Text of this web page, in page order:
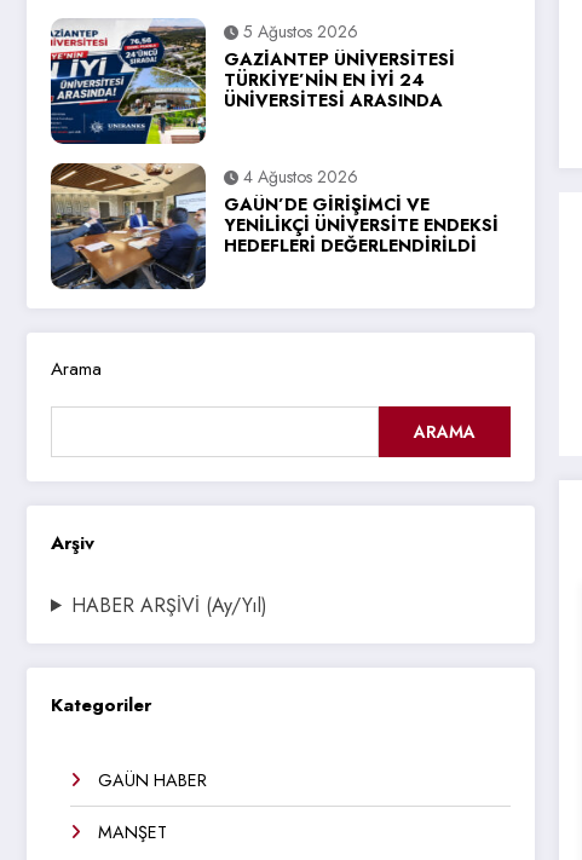
5 Ağustos 2026
GAZİANTEP ÜNİVERSİTESİ
TÜRKİYE’NİN EN İYİ 24
ÜNİVERSİTESİ ARASINDA
4 Ağustos 2026
GAÜN’DE GİRİŞİMCİ VE
YENİLİKÇİ ÜNİVERSİTE ENDEKSİ
HEDEFLERİ DEĞERLENDİRİLDİ
Arama
ARAMA
Arşiv
HABER ARŞİVİ (Ay/Yıl)
Kategoriler
GAÜN HABER
MANŞET